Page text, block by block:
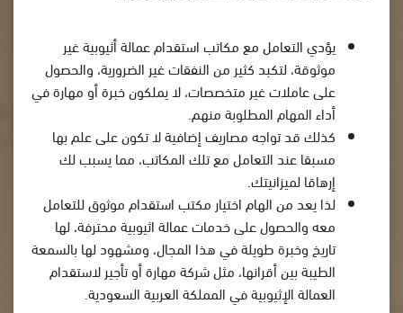
يؤدي التعامل مع مكاتب استقدام عمالة أثيوبية غير
موثوقة، لتكبد كثير من النفقات غير الضرورية، والحصول
على عاملات غير متخصصات، لا يملكون خبرة أو مهارة في
أداء المهام المطلوبة منهم.
كذلك قد تواجه مصاريف إضافية لا تكون على علم بها
مسبقا عند التعامل مع تلك المكاتب، مما يسبب لك
إرهاقا لميزانيتك.
لذا يعد من الهام اختيار مكتب استقدام موثوق للتعامل
معه والحصول على خدمات عمالة اثيوبية محترفة، لها
تاريخ وخبرة طويلة في هذا المجال، ومشهود لها بالسمعة
الطيبة بين أقرانها، مثل شركة مهارة أو تأجير لاستقدام
العمالة الإثيوبية في المملكة العربية السعودية.